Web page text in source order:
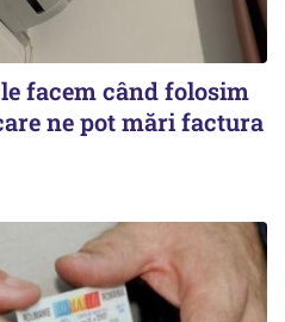
facem când folosim
ne pot mări factura